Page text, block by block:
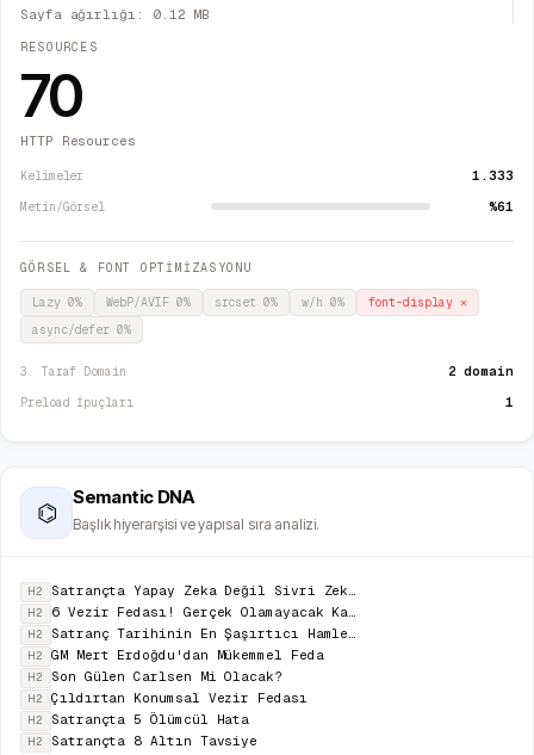
Sayfa ağırlığı: 0.12 MB
RESOURCES
70
HTTP Resources
Kelimeler 1.333
Metin/Görsel %61
GÖRSEL & FONT OPTİMİZASYONU
Lazy 0% WebP/AVIF 0% srcset0% w/h 0% font-display ✕
async/defer0%
3. Taraf Domain 2 domain
Preload İpuçları 1
⌬
Semantic DNA
Başlık hiyerarşisi ve yapısal sıra analizi.
H2 Satrançta Yapay Zeka Değil Sivri Zeka (3 Kale, Vezir ve At Fedası)
H2 6 Vezir Fedası! Gerçek Olamayacak Kadar Güzel!
H2 Satranç Tarihinin En Şaşırtıcı Hamlesi
H2 GM Mert Erdoğdu'dan Mükemmel Feda
H2 Son Gülen Carlsen Mi Olacak?
H2 Çıldırtan Konumsal Vezir Fedası
H2 Satrançta 5 Ölümcül Hata
H2 Satrançta 8 Altın Tavsiye